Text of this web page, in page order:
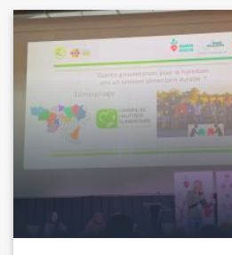
Image